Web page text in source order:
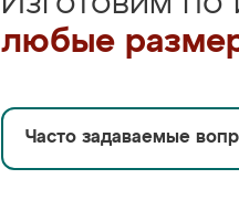
любые
Часто задаваемые